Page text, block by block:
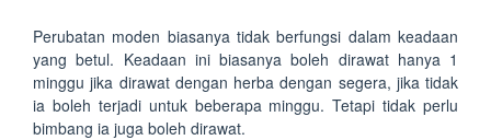
Perubatan moden biasanya tidak berfungsi dalam keadaan
yang betul. Keadaan ini biasanya boleh dirawat hanya 1
minggu jika dirawat dengan herba dengan segera, jika tidak
ia boleh terjadi untuk beberapa minggu. Tetapi tidak perlu
bimbang ia juga boleh dirawat.